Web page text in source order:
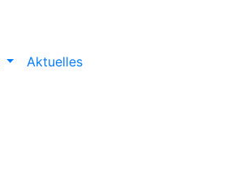
Aktuelles